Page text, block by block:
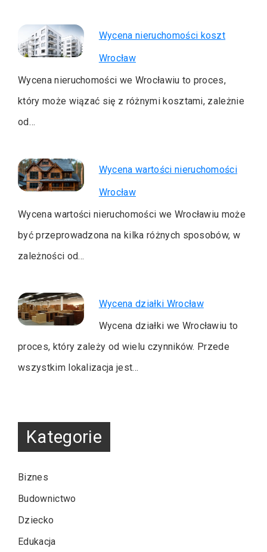
Wycena nieruchomości koszt
Wrocław
Wycena nieruchomości we Wrocławiu to proces,
który może wiązać się z różnymi kosztami, zależnie
od…
Wycena wartości nieruchomości
Wrocław
Wycena wartości nieruchomości we Wrocławiu może
być przeprowadzona na kilka różnych sposobów, w
zależności od…
Wycena działki Wrocław
Wycena działki we Wrocławiu to
proces, który zależy od wielu czynników. Przede
wszystkim lokalizacja jest…
Kategorie
Biznes
Budownictwo
Dziecko
Edukacja